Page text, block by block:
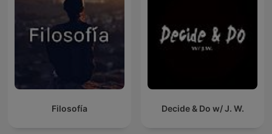
Filosofía Decide & Do w/ J. W.